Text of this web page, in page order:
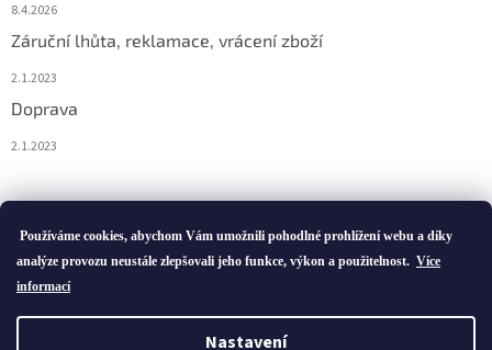
Používáme cookies, abychom Vám umožnili pohodlné prohlížení webu a díky
analýze provozu neustále zlepšovali jeho funkce, výkon a použitelnost. Více
informací
Nastavení
8.4.2026
Záruční lhůta, reklamace, vrácení zboží
2.1.2023
Doprava
2.1.2023
Vytvořil Shoptet